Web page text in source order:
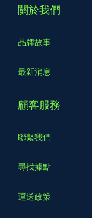
關於我們
品牌故事
最新消息
顧客服務
聯繫我們
尋找據點
運送政策